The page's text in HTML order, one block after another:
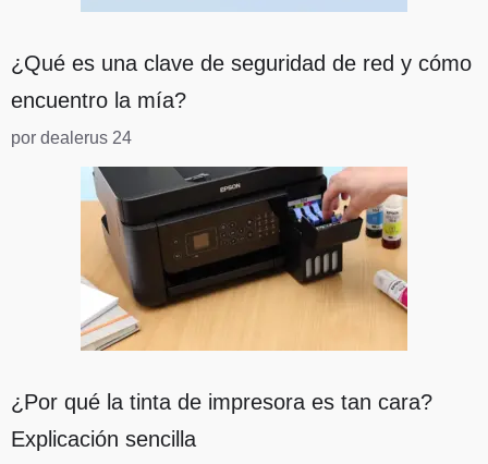
¿Qué es una clave de seguridad de red y cómo
encuentro la mía?
por dealerus 24
¿Por qué la tinta de impresora es tan cara?
Explicación sencilla